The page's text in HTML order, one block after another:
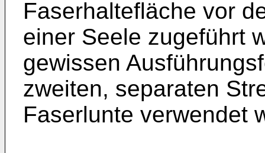
Faserhaltefläche vor
einer Seele zugeführt
gewissen
zweiten, separaten
Faserlunte verwendet